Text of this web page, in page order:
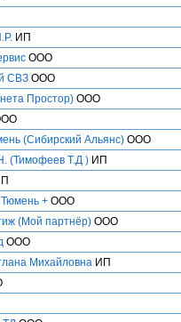
ИП
ООО
СВЗ ООО
Простор) ООО
(Сибирский Альянс) ООО
(Тимофеев Т.Д ) ИП
+ ООО
(Мой партнёр) ООО
ООО
Михайловна ИП